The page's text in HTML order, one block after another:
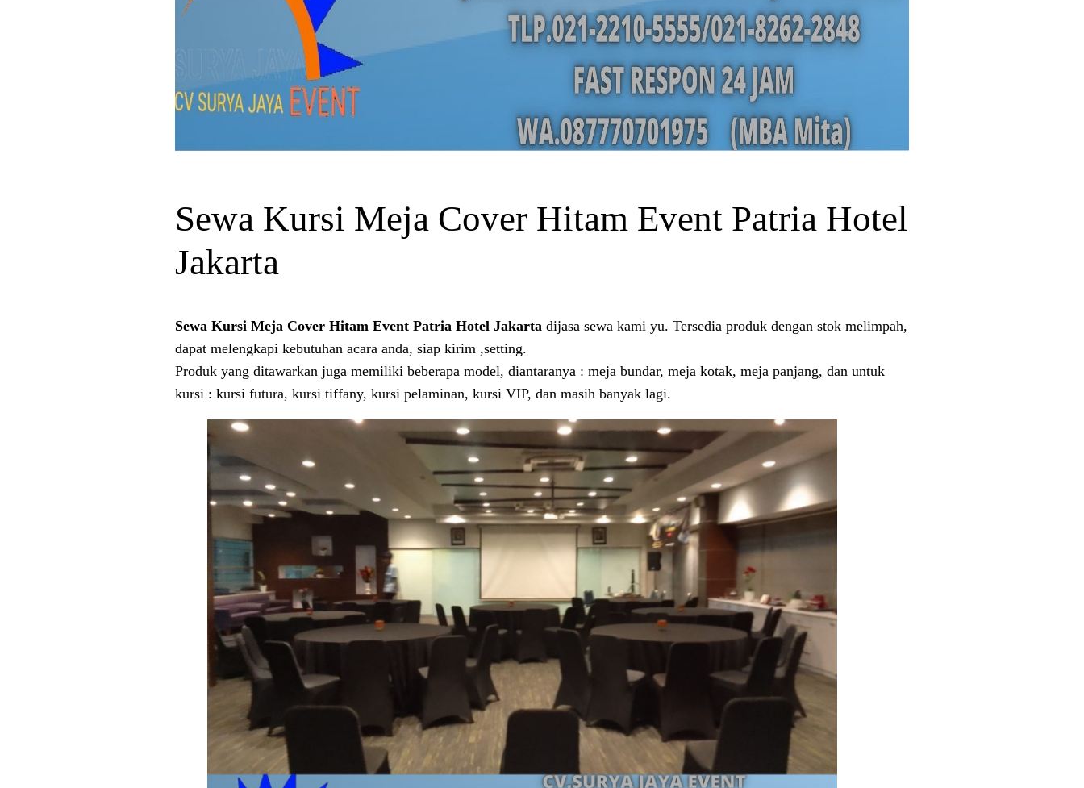
Sewa Kursi Meja Cover Hitam Event Patria Hotel
Jakarta
Sewa Kursi Meja Cover Hitam Event Patria Hotel Jakarta dijasa sewa kami yu. Tersedia produk dengan stok melimpah,
dapat melengkapi kebutuhan acara anda, siap kirim ,setting.
Produk yang ditawarkan juga memiliki beberapa model, diantaranya : meja bundar, meja kotak, meja panjang, dan untuk
kursi : kursi futura, kursi tiffany, kursi pelaminan, kursi VIP, dan masih banyak lagi.